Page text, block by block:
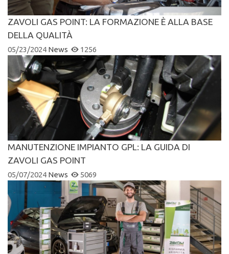
ZAVOLI GAS POINT: LA FORMAZIONE È ALLA BASE
DELLA QUALITÀ
05/23/2024 News 1256
MANUTENZIONE IMPIANTO GPL: LA GUIDA DI
ZAVOLI GAS POINT
05/07/2024 News 5069